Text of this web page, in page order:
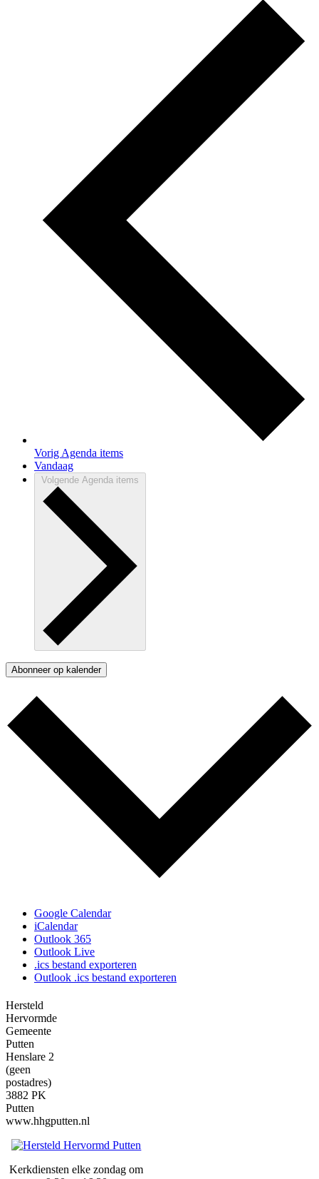
Vorig Agenda items
Vandaag
Volgende Agenda items
Abonneer op kalender
Google Calendar
iCalendar
Outlook 365
Outlook Live
.ics bestand exporteren
Outlook .ics bestand exporteren
Hersteld
Hervormde
Gemeente
Putten
Henslare 2
(geen
postadres)
3882 PK
Putten
www.hhgputten.nl
Kerkdiensten elke zondag om